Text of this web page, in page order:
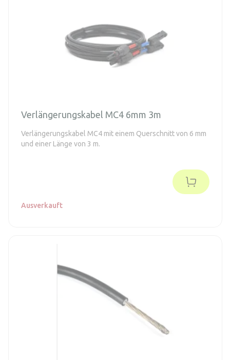
Verlängerungskabel MC4 6mm 3m
Verlängerungskabel MC4 mit einem Querschnitt von 6 mm
und einer Länge von 3 m.
Ausverkauft